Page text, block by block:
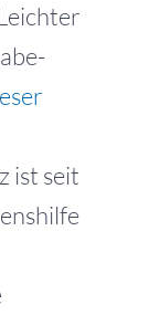
ist seit